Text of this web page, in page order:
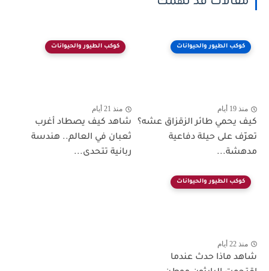
كوكب الطيور والحيوانات
منذ 19 أيام
كيف يحمي طائر الزقزاق عشه؟
تعرّف على حيلة دفاعية
مدهشة...
كوكب الطيور والحيوانات
منذ 21 أيام
شاهد كيف يصطاد أغرب
ثعبان في العالم.. هندسة
ربانية تتحدى...
كوكب الطيور والحيوانات
منذ 22 أيام
شاهد ماذا حدث عندما